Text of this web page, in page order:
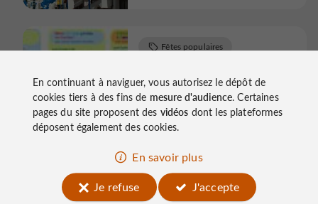
Programme d'été de la
Médiathèque Vézère
Monédières Millesources
Fêtes populaires
06/08/2026
En continuant à naviguer, vous autorisez le dépôt de
cookies tiers à des fins de mesure d'audience. Certaines
pages du site proposent des vidéos dont les plateformes
déposent également des cookies.
En savoir plus
Je refuse
J'accepte